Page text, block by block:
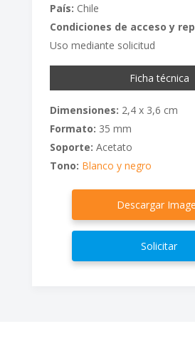
País: Chile
Condiciones de acceso y
Uso mediante solicitud
Ficha técnica
Dimensiones: 2,4 x 3,6 cm
Formato: 35 mm
Soporte: Acetato
Tono: Blanco y negro
Descargar
Solicitar